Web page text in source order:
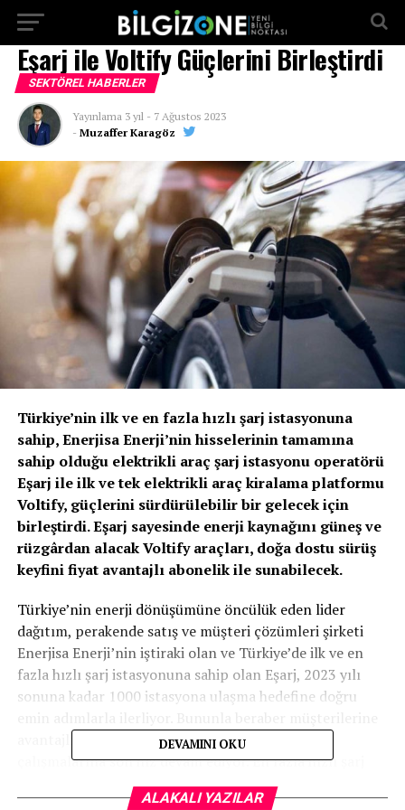
Eşarj ile Voltify Güçlerini Birleştirdi
SEKTÖREL HABERLER
Yayınlama 3 yıl - 7 Ağustos 2023
- Muzaffer Karagöz
Türkiye’nin ilk ve en fazla hızlı şarj istasyonuna
sahip, Enerjisa Enerji’nin hisselerinin tamamına
sahip olduğu elektrikli araç şarj istasyonu operatörü
Eşarj ile ilk ve tek elektrikli araç kiralama platformu
Voltify, güçlerini sürdürülebilir bir gelecek için
birleştirdi. Eşarj sayesinde enerji kaynağını güneş ve
rüzgârdan alacak Voltify araçları, doğa dostu sürüş
keyfini fiyat avantajlı abonelik ile sunabilecek.
Türkiye’nin enerji dönüşümüne öncülük eden lider
dağıtım, perakende satış ve müşteri çözümleri şirketi
Enerjisa Enerji’nin iştiraki olan ve Türkiye’de ilk ve en
fazla hızlı şarj istasyonuna sahip olan Eşarj, 2023 yılı
sonuna kadar 1000 istasyona ulaşma hedefine doğru
avantajlı şarjlanma imkanları sunmak amacıyla
çalışmalarına son hız devam ediyor. En fazla hızlı şarj
istasyonuna Eşarj ile ulaşabilen müşterileri, kaynağının
temiz enerji olduğu elektrikli şarj istasyonlarında kısa
DEVAMINI OKU
ALAKALI YAZILAR